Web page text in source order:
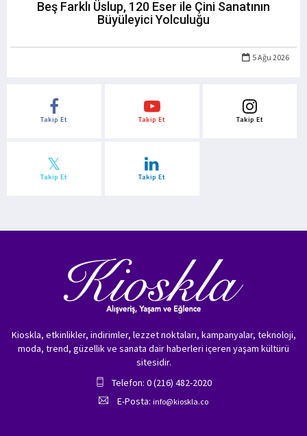
Beş Farklı Üslup, 120 Eser ile Çini Sanatının
Büyüleyici Yolculuğu
5 Ağu 2026
Takip Et Takip Et Takip Et
Takip Et Takip Et
Kioskla, etkinlikler, indirimler, lezzet noktaları, kampanyalar, teknoloji,
moda, trend, güzellik ve sanata dair haberleri içeren yaşam kültürü
sitesidir.
Telefon: 0 (216) 482-2020
E-Posta: info@kioskla.co